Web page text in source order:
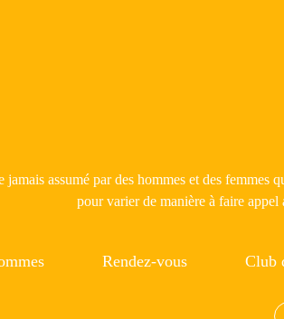
assumé par des hommes et des
pour varier de manière à faire
Rendez-vous Club